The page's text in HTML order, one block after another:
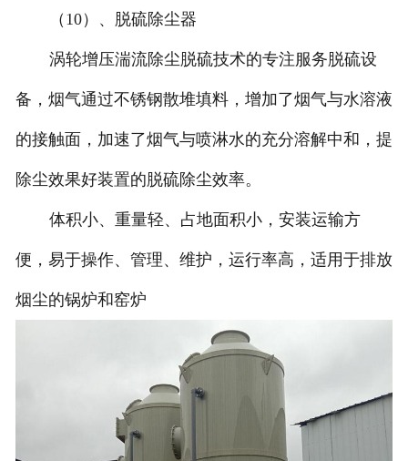
（10）、脱硫除尘器
涡轮增压湍流除尘脱硫技术的专注服务脱硫设
备，烟气通过不锈钢散堆填料，增加了烟气与水溶液
的接触面，加速了烟气与喷淋水的充分溶解中和，提
除尘效果好装置的脱硫除尘效率。
体积小、重量轻、占地面积小，安装运输方
便，易于操作、管理、维护，运行率高，适用于排放
烟尘的锅炉和窑炉